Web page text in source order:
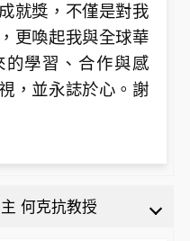
就獎，不僅是對我
更喚起我與全球華
的學習、合作與感
，並永誌於心。謝
何克抗教授